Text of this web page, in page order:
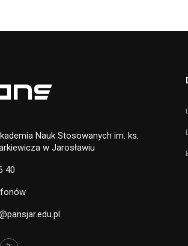
Nauk Stosowanych im. ks.
w Jarosławiu
40